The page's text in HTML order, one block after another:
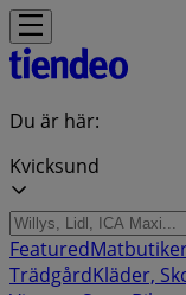
Du är här:
Kvicksund
Featured
TrädgårdKläder,